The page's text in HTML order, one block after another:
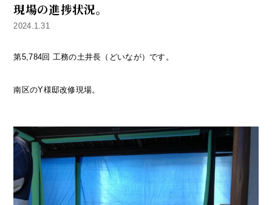
現場の進捗状況。
2024.1.31
第5,784回 工務の土井長（どいなが）です。
南区のY様邸改修現場。